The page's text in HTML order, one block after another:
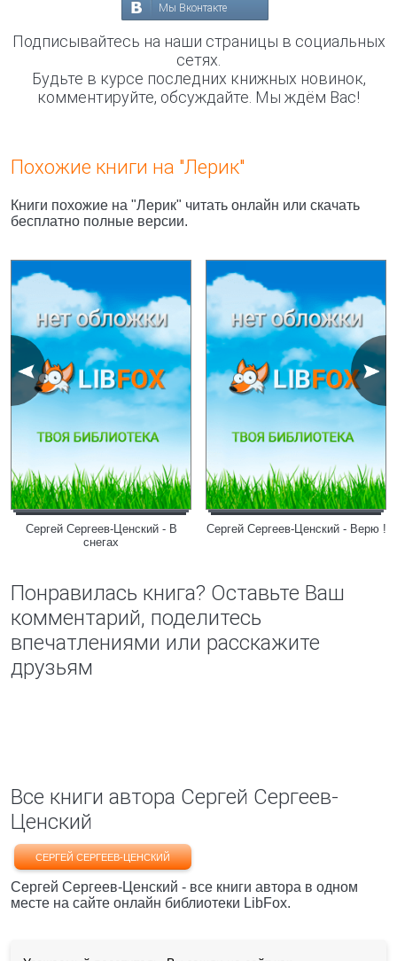
Мы Вконтакте
Подписывайтесь на наши страницы в социальных
сетях.
Будьте в курсе последних книжных новинок,
комментируйте, обсуждайте. Мы ждём Вас!
Похожие книги на "Лерик"
Книги похожие на "Лерик" читать онлайн или скачать
бесплатно полные версии.
Сергей Сергеев-Ценский - В
снегах
Сергей Сергеев-Ценский - Верю !
Понравилась книга? Оставьте Ваш
комментарий, поделитесь
впечатлениями или расскажите
друзьям
Все книги автора Сергей Сергеев-
Ценский
СЕРГЕЙ СЕРГЕЕВ-ЦЕНСКИЙ
Сергей Сергеев-Ценский - все книги автора в одном
месте на сайте онлайн библиотеки LibFox.